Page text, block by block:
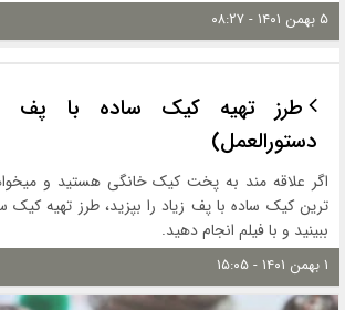
۵ بهمن ۱۴۰۱ - ۰۸:۲۷
طرز تهیه کیک ساده با پف
دستورالعمل)
اگر علاقه مند به پخت کیک خانگی هستید و
ترین کیک ساده با پف زیاد را بپزید، طرز تهیه کیک
ببینید و با فیلم انجام دهید.
۱ بهمن ۱۴۰۱ - ۱۵:۰۵